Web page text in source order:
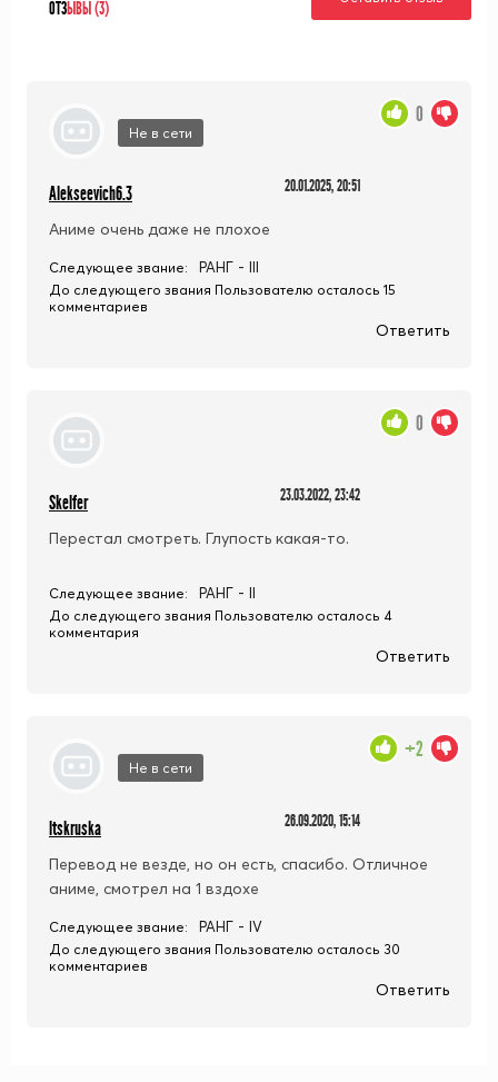
ОТЗЫВЫ (3)
Не в сети
Alekseevich6.3 20.01.2025, 20:51
Аниме очень даже не плохое
0
Следующее звание: РАНГ - III
До следующего звания Пользователю осталось 15
комментариев
Ответить
Skelfer 23.03.2022, 23:42
Перестал смотреть. Глупость какая-то.
0
Следующее звание: РАНГ - II
До следующего звания Пользователю осталось 4
комментария
Ответить
Не в сети
ltskruska 26.09.2020, 15:14
Перевод не везде, но он есть, спасибо. Отличное
аниме, смотрел на 1 вздохе
+2
Следующее звание: РАНГ - IV
До следующего звания Пользователю осталось 30
комментариев
Ответить